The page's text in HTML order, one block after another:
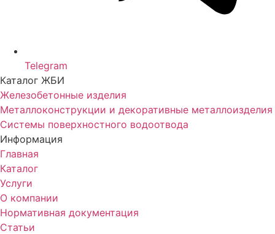
Telegram
Каталог ЖБИ
Железобетонные изделия
Металлоконструкции и декоративные металлоизделия
Системы поверхностного водоотвода
Информация
Главная
Каталог
Услуги
О компании
Нормативная документация
Статьи